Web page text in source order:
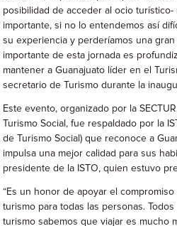
posibilidad de acceder al ocio
importante, si no lo entendemos así
su experiencia y perderíamos una
importante de esta jornada es
mantener a Guanajuato líder en el
secretario de Turismo durante la
Este evento, organizado por la
Turismo Social, fue respaldado por la
de Turismo Social) que reconoce a
impulsa una mejor calidad para sus
presidente de la ISTO, quien estuvo
“Es un honor de apoyar el
turismo para todas las personas.
turismo sabemos que viajar es mucho